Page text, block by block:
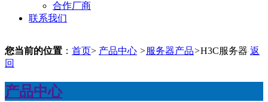
合作厂商
联系我们
您当前的位置 ： 首页> 产品中心 >服务器产品>H3C服务器 返
回
产品中心